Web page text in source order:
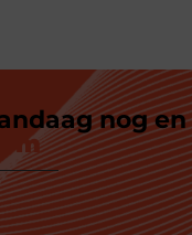
nog